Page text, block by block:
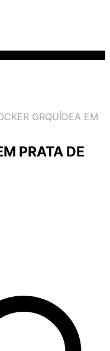
ORQUÍDEA EM
PRATA DE